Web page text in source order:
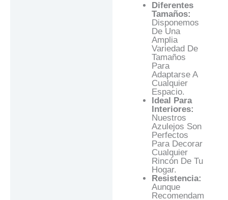
Diferentes
Tamaños:
Disponemos
De Una
Amplia
Variedad De
Tamaños
Para
Adaptarse A
Cualquier
Espacio.
Ideal Para
Interiores:
Nuestros
Azulejos Son
Perfectos
Para Decorar
Cualquier
Rincón De Tu
Hogar.
Resistencia:
Aunque
Recomendam